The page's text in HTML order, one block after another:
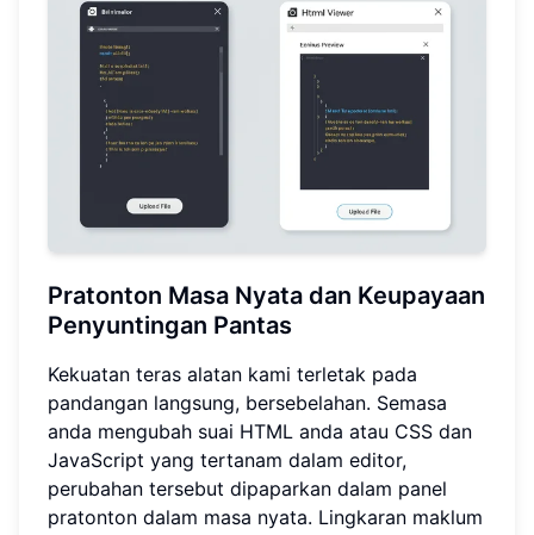
Pratonton Masa Nyata dan Keupayaan
Penyuntingan Pantas
Kekuatan teras alatan kami terletak pada
pandangan langsung, bersebelahan. Semasa
anda mengubah suai HTML anda atau CSS dan
JavaScript yang tertanam dalam editor,
perubahan tersebut dipaparkan dalam panel
pratonton dalam masa nyata. Lingkaran maklum